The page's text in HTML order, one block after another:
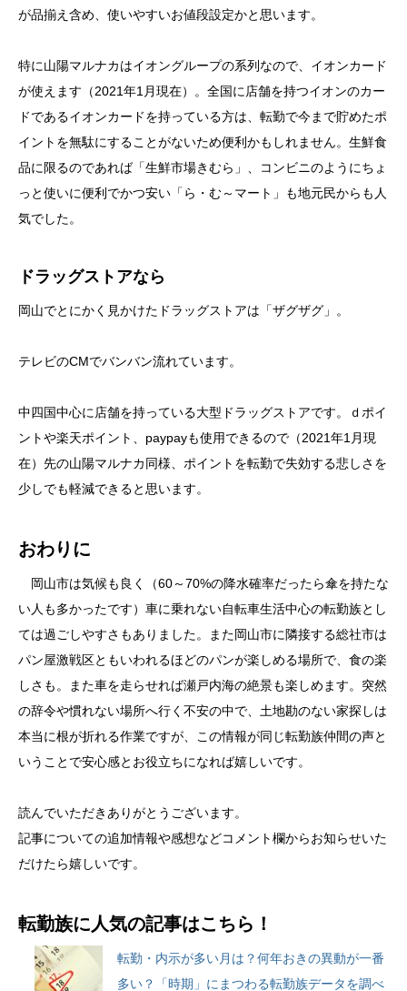
が品揃え含め、使いやすいお値段設定かと思います。
特に山陽マルナカはイオングループの系列なので、イオンカード
が使えます（2021年1月現在）。全国に店舗を持つイオンのカー
ドであるイオンカードを持っている方は、転勤で今まで貯めたポ
イントを無駄にすることがないため便利かもしれません。生鮮食
品に限るのであれば「生鮮市場きむら」、コンビニのようにちょ
っと使いに便利でかつ安い「ら・む～マート」も地元民からも人
気でした。
ドラッグストアなら
岡山でとにかく見かけたドラッグストアは「ザグザグ」。
テレビのCMでバンバン流れています。
中四国中心に店舗を持っている大型ドラッグストアです。ｄポイ
ントや楽天ポイント、paypayも使用できるので（2021年1月現
在）先の山陽マルナカ同様、ポイントを転勤で失効する悲しさを
少しでも軽減できると思います。
おわりに
岡山市は気候も良く（60～70%の降水確率だったら傘を持たな
い人も多かったです）車に乗れない自転車生活中心の転勤族とし
ては過ごしやすさもありました。また岡山市に隣接する総社市は
パン屋激戦区ともいわれるほどのパンが楽しめる場所で、食の楽
しさも。また車を走らせれば瀬戸内海の絶景も楽しめます。突然
の辞令や慣れない場所へ行く不安の中で、土地勘のない家探しは
本当に根が折れる作業ですが、この情報が同じ転勤族仲間の声と
いうことで安心感とお役立ちになれば嬉しいです。
読んでいただきありがとうございます。
記事についての追加情報や感想などコメント欄からお知らせいた
だけたら嬉しいです。
転勤族に人気の記事はこちら！
転勤・内示が多い月は？何年おきの異動が一番
多い？「時期」にまつわる転勤族データを調べ